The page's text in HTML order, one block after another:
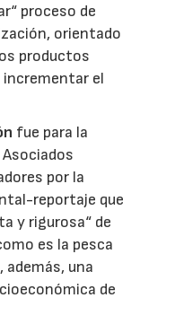
proceso de
orientado
productos
el
fue para la
por la
reportaje que
y rigurosa“ de
es la pesca
una
de